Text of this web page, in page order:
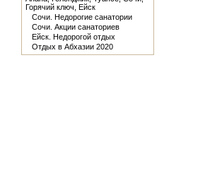
Горячий ключ, Ейск
Сочи. Недорогие санатории
Сочи. Акции санаториев
Ейск. Недорогой отдых
Отдых в Абхазии 2020